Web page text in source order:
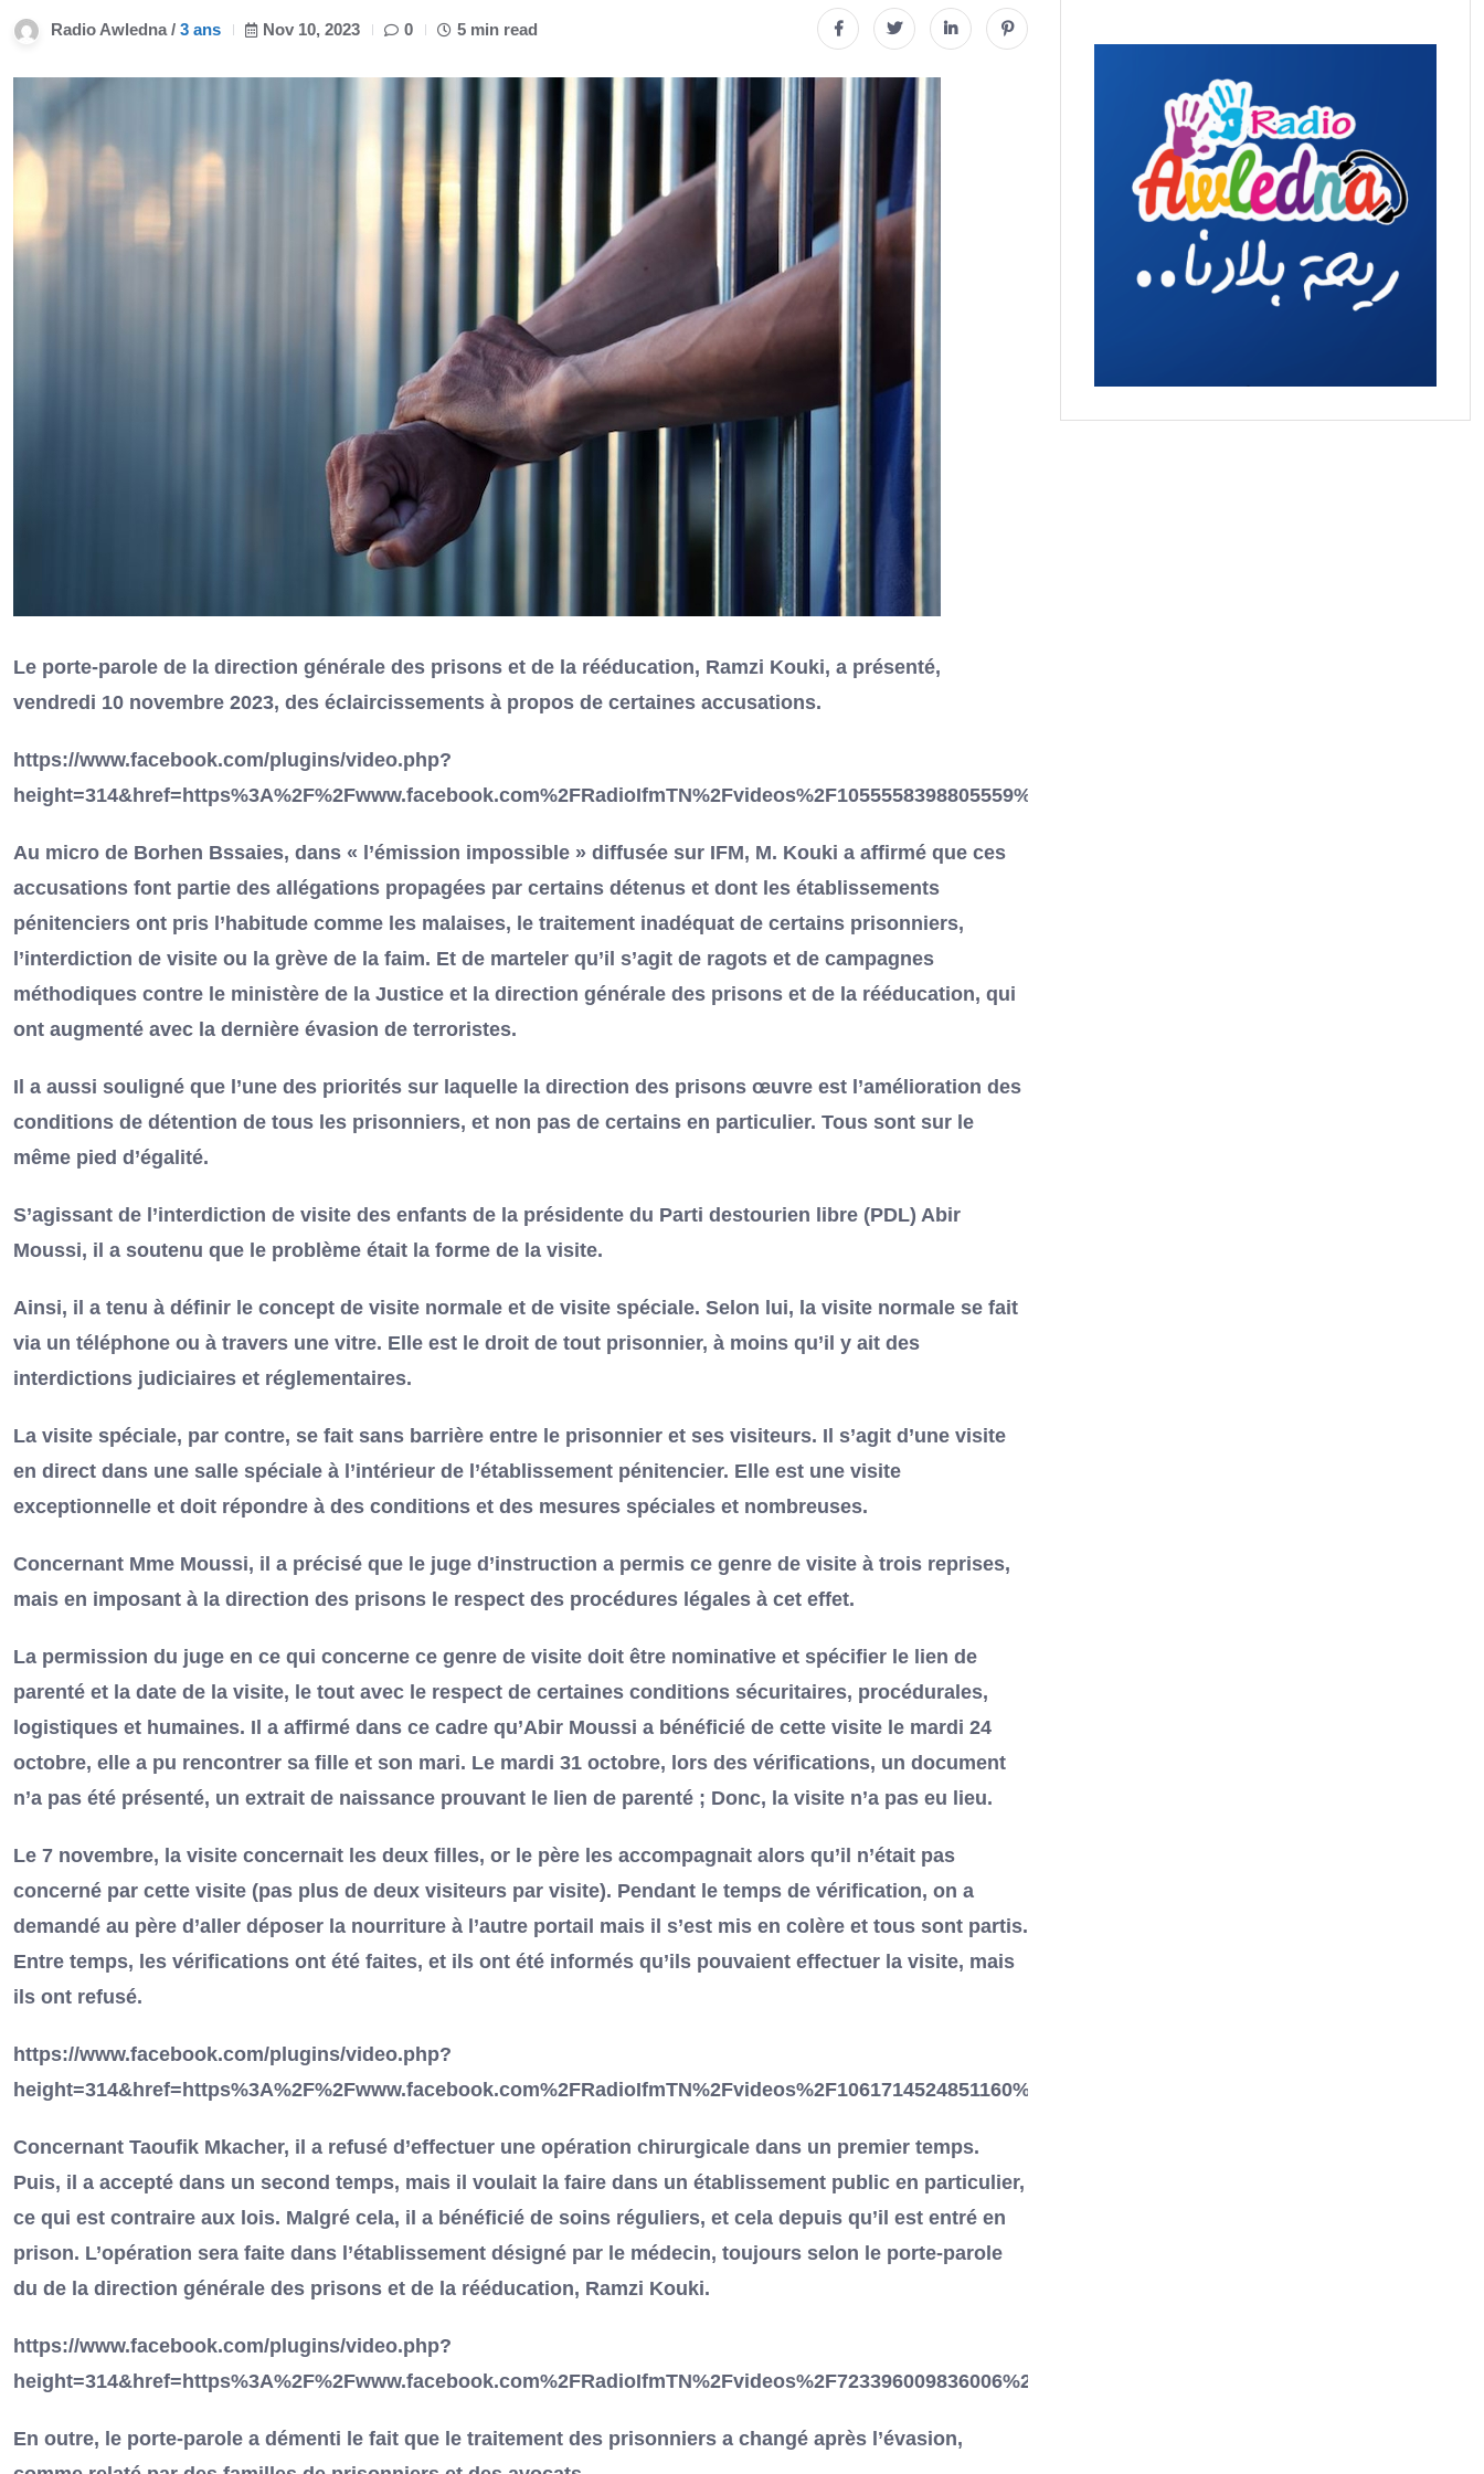
Radio Awledna / 3 ans Nov 10, 2023 0 5 min read
Le porte-parole de la direction générale des prisons et de la rééducation, Ramzi Kouki, a présenté,
vendredi 10 novembre 2023, des éclaircissements à propos de certaines accusations.
https://www.facebook.com/plugins/video.php?
height=314&href=https%3A%2F%2Fwww.facebook.com%2FRadioIfmTN%2Fvideos%2F1055558398805559%2F&show_text=false&width=560&t=0
Au micro de Borhen Bssaies, dans « l’émission impossible » diffusée sur IFM, M. Kouki a affirmé que ces
accusations font partie des allégations propagées par certains détenus et dont les établissements
pénitenciers ont pris l’habitude comme les malaises, le traitement inadéquat de certains prisonniers,
l’interdiction de visite ou la grève de la faim. Et de marteler qu’il s’agit de ragots et de campagnes
méthodiques contre le ministère de la Justice et la direction générale des prisons et de la rééducation, qui
ont augmenté avec la dernière évasion de terroristes.
Il a aussi souligné que l’une des priorités sur laquelle la direction des prisons œuvre est l’amélioration des
conditions de détention de tous les prisonniers, et non pas de certains en particulier. Tous sont sur le
même pied d’égalité.
S’agissant de l’interdiction de visite des enfants de la présidente du Parti destourien libre (PDL) Abir
Moussi, il a soutenu que le problème était la forme de la visite.
Ainsi, il a tenu à définir le concept de visite normale et de visite spéciale. Selon lui, la visite normale se fait
via un téléphone ou à travers une vitre. Elle est le droit de tout prisonnier, à moins qu’il y ait des
interdictions judiciaires et réglementaires.
La visite spéciale, par contre, se fait sans barrière entre le prisonnier et ses visiteurs. Il s’agit d’une visite
en direct dans une salle spéciale à l’intérieur de l’établissement pénitencier. Elle est une visite
exceptionnelle et doit répondre à des conditions et des mesures spéciales et nombreuses.
Concernant Mme Moussi, il a précisé que le juge d’instruction a permis ce genre de visite à trois reprises,
mais en imposant à la direction des prisons le respect des procédures légales à cet effet.
La permission du juge en ce qui concerne ce genre de visite doit être nominative et spécifier le lien de
parenté et la date de la visite, le tout avec le respect de certaines conditions sécuritaires, procédurales,
logistiques et humaines. Il a affirmé dans ce cadre qu’Abir Moussi a bénéficié de cette visite le mardi 24
octobre, elle a pu rencontrer sa fille et son mari. Le mardi 31 octobre, lors des vérifications, un document
n’a pas été présenté, un extrait de naissance prouvant le lien de parenté ; Donc, la visite n’a pas eu lieu.
Le 7 novembre, la visite concernait les deux filles, or le père les accompagnait alors qu’il n’était pas
concerné par cette visite (pas plus de deux visiteurs par visite). Pendant le temps de vérification, on a
demandé au père d’aller déposer la nourriture à l’autre portail mais il s’est mis en colère et tous sont partis.
Entre temps, les vérifications ont été faites, et ils ont été informés qu’ils pouvaient effectuer la visite, mais
ils ont refusé.
https://www.facebook.com/plugins/video.php?
height=314&href=https%3A%2F%2Fwww.facebook.com%2FRadioIfmTN%2Fvideos%2F1061714524851160%2F&show_text=false&width=560&t=0
Concernant Taoufik Mkacher, il a refusé d’effectuer une opération chirurgicale dans un premier temps.
Puis, il a accepté dans un second temps, mais il voulait la faire dans un établissement public en particulier,
ce qui est contraire aux lois. Malgré cela, il a bénéficié de soins réguliers, et cela depuis qu’il est entré en
prison. L’opération sera faite dans l’établissement désigné par le médecin, toujours selon le porte-parole
du de la direction générale des prisons et de la rééducation, Ramzi Kouki.
https://www.facebook.com/plugins/video.php?
height=314&href=https%3A%2F%2Fwww.facebook.com%2FRadioIfmTN%2Fvideos%2F723396009836006%2F&show_text=false&width=560&t=0
En outre, le porte-parole a démenti le fait que le traitement des prisonniers a changé après l’évasion,